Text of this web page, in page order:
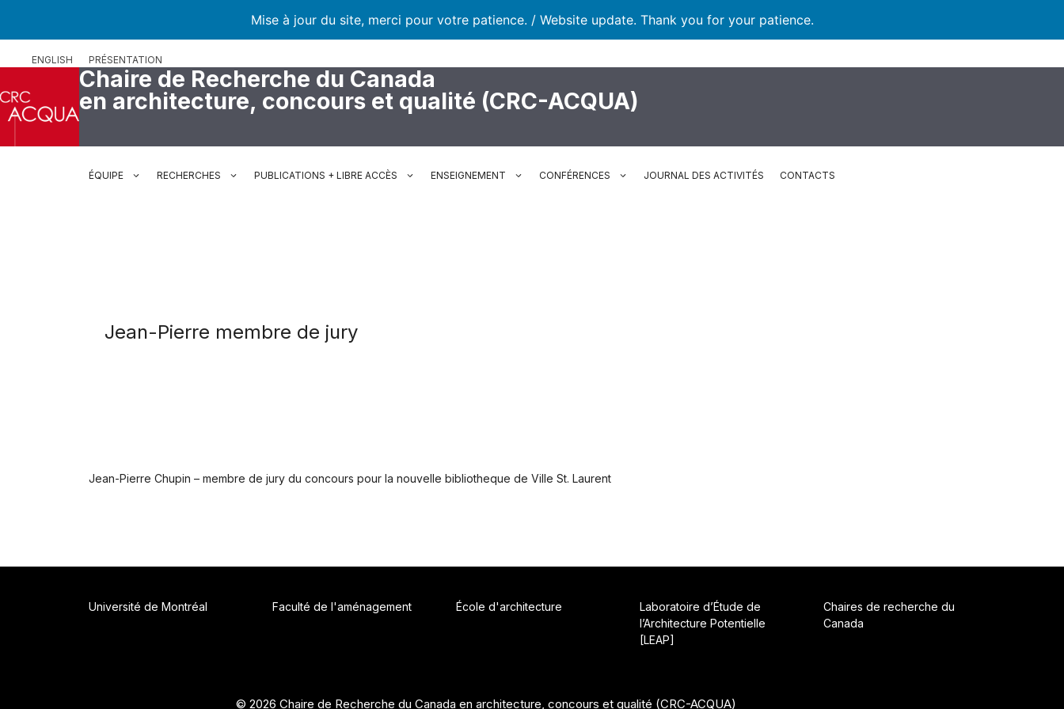
Mise à jour du site, merci pour votre patience. / Website update. Thank you for your patience.
ENGLISH PRÉSENTATION
Chaire de Recherche du Canada
en architecture, concours et qualité (CRC-ACQUA)
ÉQUIPE RECHERCHES PUBLICATIONS + LIBRE ACCÈS ENSEIGNEMENT CONFÉRENCES JOURNAL DES ACTIVITÉS CONTACTS
Jean-Pierre membre de jury
Jean-Pierre Chupin – membre de jury du concours pour la nouvelle bibliotheque de Ville St. Laurent
Université de Montréal Faculté de l'aménagement École d'architecture
Laboratoire d’Étude de
l’Architecture Potentielle
[LEAP]
Chaires de recherche du
Canada
© 2026 Chaire de Recherche du Canada en architecture, concours et qualité (CRC-ACQUA)